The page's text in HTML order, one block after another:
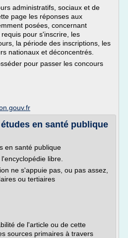
administratifs, sociaux et de
page les réponses aux
posées, concernant
pour s'inscrire, les
la période des inscriptions, les
nationaux et déconcentrés.
pour passer les concours
en santé publique
en santé publique
libre.
ne s'appuie pas, ou pas assez,
ou tertiaires
de l'article ou de cette
sources primaires à travers